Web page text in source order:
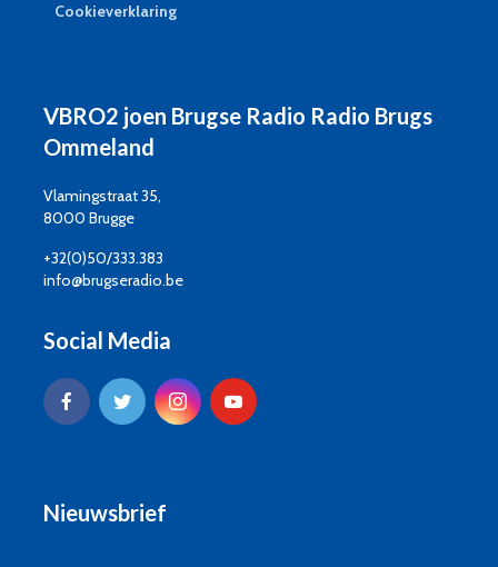
Cookieverklaring
VBRO2 joen Brugse Radio Radio Brugs
Ommeland
Vlamingstraat 35,
8000 Brugge
+32(0)50/333.383
info@brugseradio.be
Social Media
Nieuwsbrief